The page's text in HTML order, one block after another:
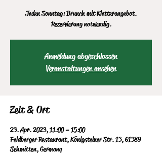
Jeden Sonntag: Brunch mit Kletterangebot.
Reservierung notwendig.
Anmeldung abgeschlossen
Veranstaltungen ansehen
Zeit & Ort
23. Apr. 2023, 11:00 – 15:00
Feldberger Restaurant, Königsteiner Str. 13, 61389
Schmitten, Germany